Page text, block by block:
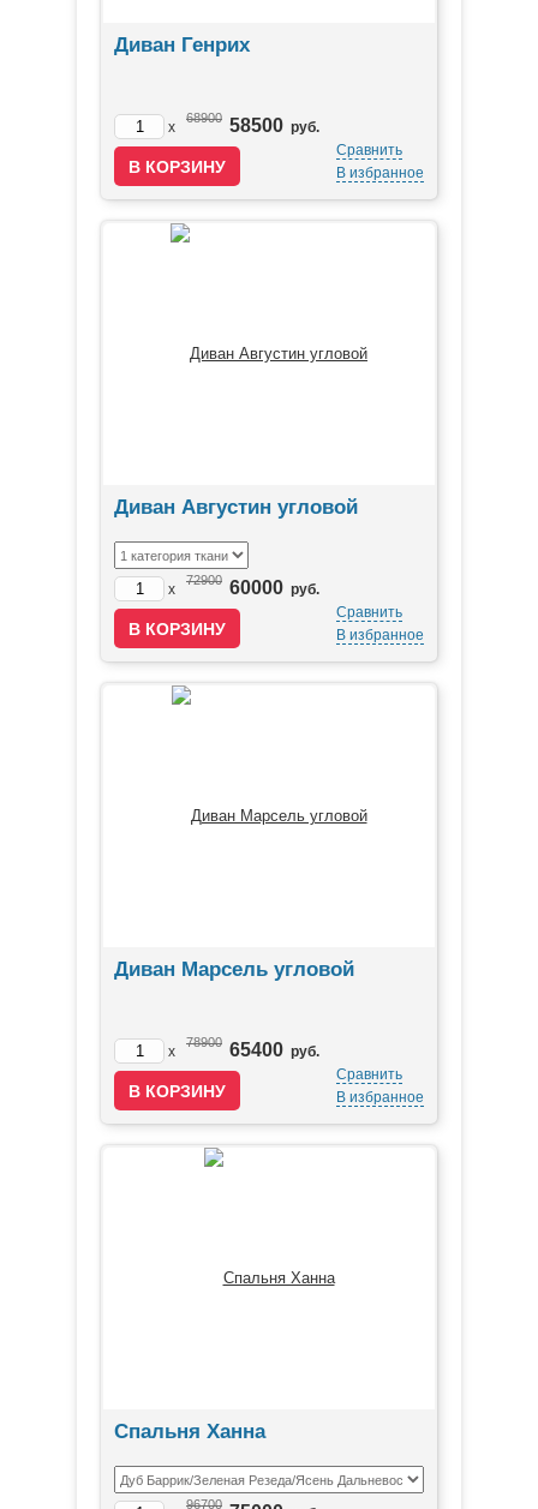
Диван Генрих
x
68900 58500 руб.
Сравнить
В избранное
Диван Августин угловой
x
72900 60000 руб.
Сравнить
В избранное
Диван Марсель угловой
x
78900 65400 руб.
Сравнить
В избранное
Спальня Ханна
96700